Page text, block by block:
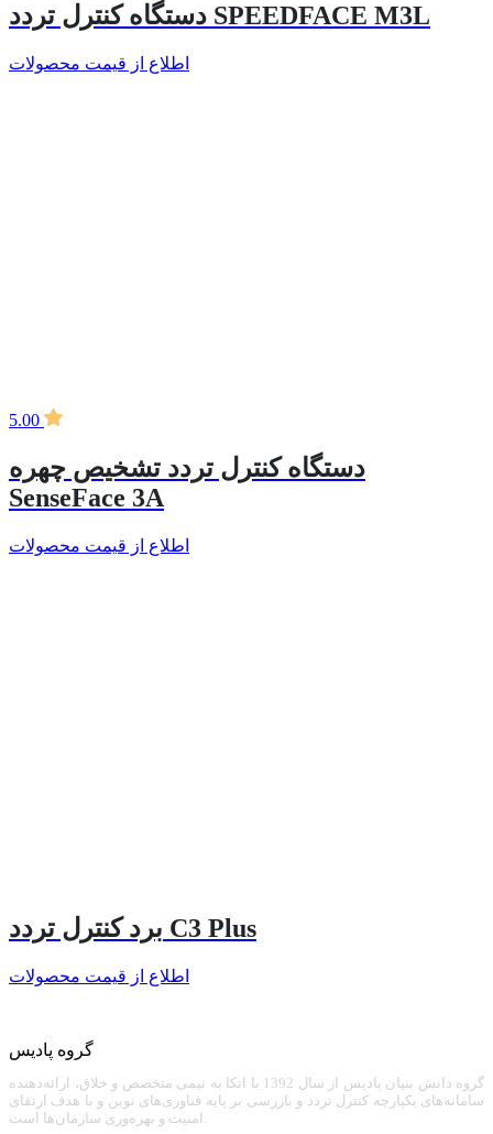
دستگاه کنترل تردد SPEEDFACE M3L
اطلاع از قیمت محصولات
5.00
دستگاه کنترل تردد تشخیص چهره
SenseFace 3A
اطلاع از قیمت محصولات
برد کنترل تردد C3 Plus
اطلاع از قیمت محصولات
گروه پادیس
گروه دانش بنیان پادیس از سال 1392 با اتکا به تیمی متخصص و خلاق، ارائه‌دهنده
سامانه‌های یکپارچه کنترل تردد و بازرسی بر پایه فناوری‌های نوین و با هدف ارتقای